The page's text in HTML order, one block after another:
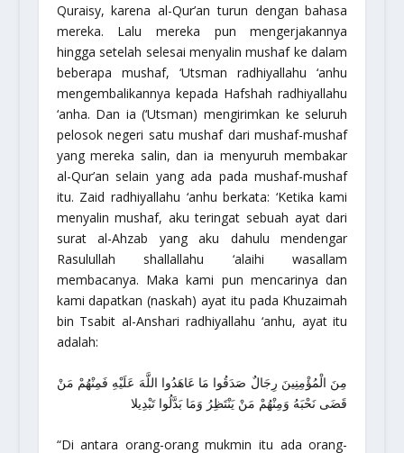
Quraisy, karena al-Qur’an turun dengan bahasa
mereka. Lalu mereka pun mengerjakannya
hingga setelah selesai menyalin mushaf ke dalam
beberapa mushaf, ‘Utsmanradhiyallahu ‘anhu
mengembalikannya kepada Hafshahradhiyallahu
‘anha. Dan ia (‘Utsman) mengirimkan ke seluruh
pelosok negeri satu mushaf dari mushaf-mushaf
yang mereka salin, dan ia menyuruh membakar
al-Qur’an selain yang ada pada mushaf-mushaf
itu. Zaid radhiyallahu ‘anhu berkata: ‘Ketika kami
menyalin mushaf, aku teringat sebuah ayat dari
surat al-Ahzab yang aku dahulu mendengar
Rasulullah shallallahu ‘alaihi wasallam
membacanya. Maka kami pun mencarinya dan
kami dapatkan (naskah) ayat itu pada Khuzaimah
bin Tsabit al-Anshari radhiyallahu ‘anhu, ayat itu
adalah:
مِنَ الْمُؤْمِنِينَ رِجَالٌ صَدَقُوا مَا عَاهَدُوا اللَّهَ عَلَيْهِ فَمِنْهُمْ مَنْ
قَضَى نَحْبَهُ وَمِنْهُمْ مَنْ يَنْتَظِرُ وَمَا بَدَّلُوا تَبْدِيلا
“Di antara orang-orang mukmin itu ada orang-